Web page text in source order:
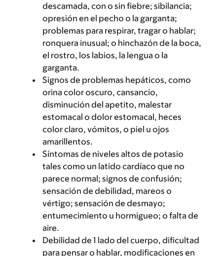
descamada, con o sin fiebre; sibilancia;
opresión en el pecho o la garganta;
problemas para respirar, tragar o hablar;
ronquera inusual; o hinchazón de la boca,
el rostro, los labios, la lengua o la
garganta.
Signos de problemas hepáticos, como
orina color oscuro, cansancio,
disminución del apetito, malestar
estomacal o dolor estomacal, heces
color claro, vómitos, o piel u ojos
amarillentos.
Síntomas de niveles altos de potasio
tales como un latido cardíaco que no
parece normal; signos de confusión;
sensación de debilidad, mareos o
vértigo; sensación de desmayo;
entumecimiento u hormigueo; o falta de
aire.
Debilidad de 1 lado del cuerpo, dificultad
para pensar o hablar, modificaciones en